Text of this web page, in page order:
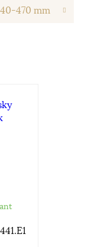
470 mm